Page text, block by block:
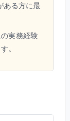
ある方に最
実務経験
。